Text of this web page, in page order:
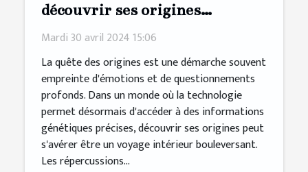
découvrir ses origines
génétiques
Mardi 30 avril 2024 15:06
La quête des origines est une démarche souvent
empreinte d'émotions et de questionnements
profonds. Dans un monde où la technologie
permet désormais d'accéder à des informations
génétiques précises, découvrir ses origines peut
s'avérer être un voyage intérieur bouleversant.
Les répercussions...